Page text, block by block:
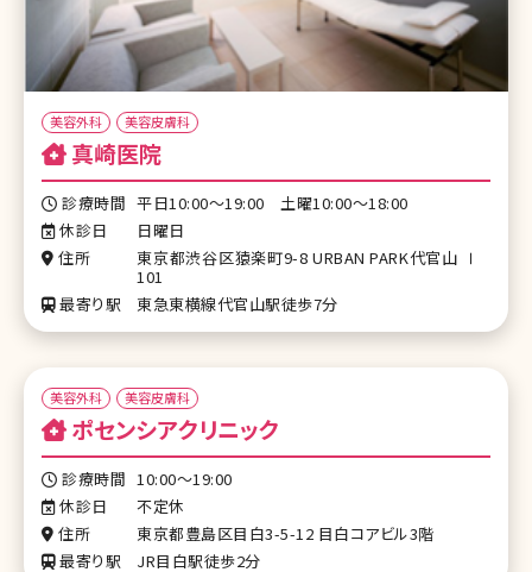
美容外科 美容皮膚科
真崎医院
診療時間 平日10:00〜19:00 土曜10:00〜18:00
休診日
日曜日
住所
東京都渋谷区猿楽町9-8 URBAN PARK代官山 Ⅰ
101
最寄り駅
東急東横線代官山駅徒歩7分
美容外科 美容皮膚科
ポセンシアクリニック
診療時間 10:00～19:00
休診日
不定休
住所
東京都豊島区目白3-5-12 目白コアビル3階
最寄り駅
JR目白駅徒歩2分